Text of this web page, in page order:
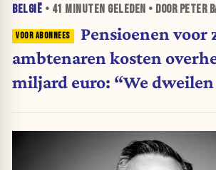
BELGIË • 41 MINUTEN GELEDEN • DOOR PETER
Pensioenen voor
ambtenaren kosten
miljard euro: “We